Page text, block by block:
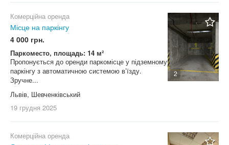
Торгова площа
Не важливо
2
Комерційна оренда
Місце на паркінгу
4 000 грн.
Паркоместо, площадь: 14 м²
Пропонується до оренди паркомісце у підземному
паркінгу з автоматичною системою в’їзду.
Зручне...
Львів, Шевченківський
19 грудня 2025
Комерційна оренда